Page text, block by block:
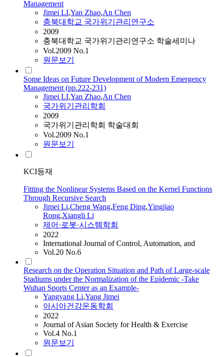
Management
Jimei LI,Yan Zhao,An Chen
충북대학교 국가위기관리연구소
2009
충북대학교 국가위기관리연구소 학술세미나
Vol.2009 No.1
원문보기
Some Ideas on Future Development of Modern Emergency
Management (pp.222-231)
Jimei LI,Yan Zhao,An Chen
국가위기관리학회
2009
국가위기관리학회 학술대회
Vol.2009 No.1
원문보기
KCI등재
Fitting the Nonlinear Systems Based on the Kernel Functions
Through Recursive Search
Jimei Li,Cheng Wang,Feng Ding,Yingjiao
Rong,Xiangli Li
제어·로봇·시스템학회
2022
International Journal of Control, Automation, and
Vol.20 No.6
Research on the Operation Situation and Path of Large-scale
Stadiums under the Normalization of the Epidemic -Take
Wuhan Sports Center as an Example-
Yangyang Li,Yang Jimei
아시아건강운동학회
2022
Journal of Asian Society for Health & Exercise
Vol.4 No.1
원문보기